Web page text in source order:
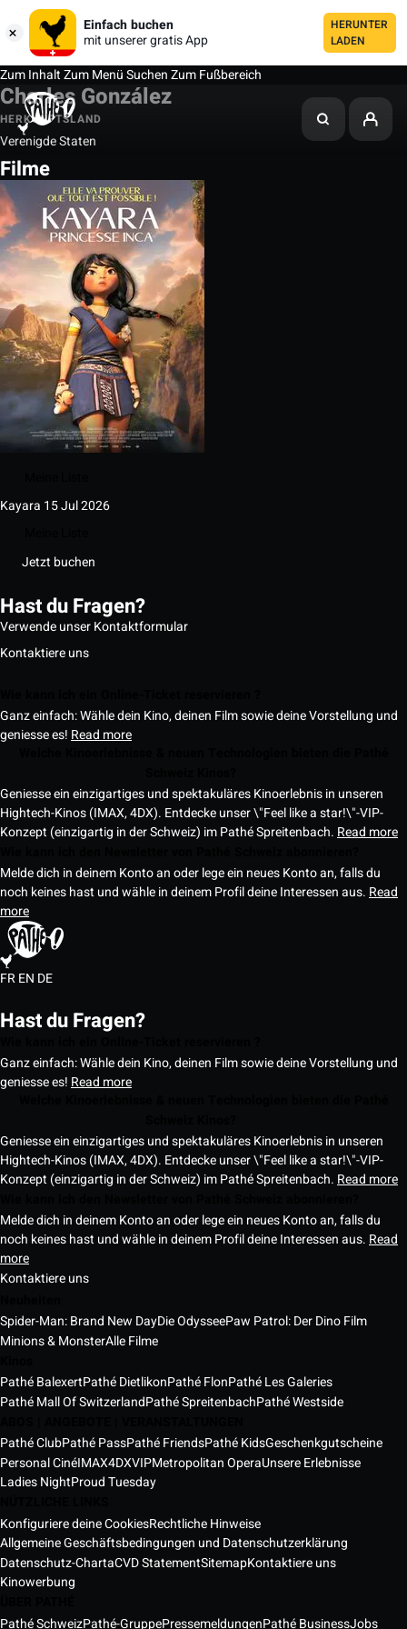
Einfach buchen
mit unserer gratis App
HERUNTER
LADEN
Zum InhaltZum MenüSuchenZum Fußbereich
Charles González
HERKUNFTSLAND
Verenigde Staten
Filme
Kayara 15 Jul 2026
Jetzt buchen
Hast du Fragen?
Verwende unser Kontaktformular
Kontaktiere uns
Ganz einfach: Wähle dein Kino, deinen Film sowie deine Vorstellung und
geniesse es! Read more
Geniesse ein einzigartiges und spektakuläres Kinoerlebnis in unseren
Hightech-Kinos (IMAX, 4DX). Entdecke unser \"Feel like a star!\"-VIP-
Konzept (einzigartig in der Schweiz) im Pathé Spreitenbach. Read more
Melde dich in deinem Konto an oder lege ein neues Konto an, falls du
noch keines hast und wähle in deinem Profil deine Interessen aus. Read
more
FREN DE
Hast du Fragen?
Ganz einfach: Wähle dein Kino, deinen Film sowie deine Vorstellung und
geniesse es! Read more
Geniesse ein einzigartiges und spektakuläres Kinoerlebnis in unseren
Hightech-Kinos (IMAX, 4DX). Entdecke unser \"Feel like a star!\"-VIP-
Konzept (einzigartig in der Schweiz) im Pathé Spreitenbach. Read more
Melde dich in deinem Konto an oder lege ein neues Konto an, falls du
noch keines hast und wähle in deinem Profil deine Interessen aus. Read
more
Kontaktiere uns
Spider-Man: Brand New DayDie OdysseePaw Patrol: Der Dino Film
Minions & MonsterAlle Filme
Pathé BalexertPathé DietlikonPathé FlonPathé Les Galeries
Pathé Mall Of SwitzerlandPathé SpreitenbachPathé Westside
Pathé ClubPathé PassPathé FriendsPathé KidsGeschenkgutscheine
Personal CinéIMAX4DXVIPMetropolitan OperaUnsere Erlebnisse
Ladies NightProud Tuesday
Konfiguriere deine CookiesRechtliche Hinweise
Allgemeine Geschäftsbedingungen und Datenschutzerklärung
Datenschutz-ChartaCVD StatementSitemapKontaktiere uns
Kinowerbung
Pathé SchweizPathé-GruppePressemeldungenPathé BusinessJobs